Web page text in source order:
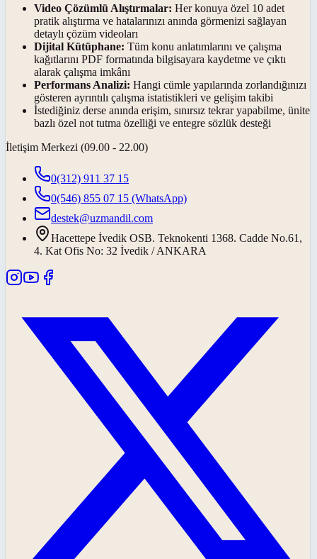
Video Çözümlü Alıştırmalar: Her konuya özel 10 adet
pratik alıştırma ve hatalarınızı anında görmenizi sağlayan
detaylı çözüm videoları
Dijital Kütüphane: Tüm konu anlatımlarını ve çalışma
kağıtlarını PDF formatında bilgisayara kaydetme ve çıktı
alarak çalışma imkânı
Performans Analizi: Hangi cümle yapılarında zorlandığınızı
gösteren ayrıntılı çalışma istatistikleri ve gelişim takibi
İstediğiniz derse anında erişim, sınırsız tekrar yapabilme, ünite
bazlı özel not tutma özelliği ve entegre sözlük desteği
İletişim Merkezi (09.00 - 22.00)
0(312) 911 37 15
0(546) 855 07 15 (WhatsApp)
destek@uzmandil.com
Hacettepe İvedik OSB. Teknokenti 1368. Cadde No.61,
4. Kat Ofis No: 32 İvedik / ANKARA